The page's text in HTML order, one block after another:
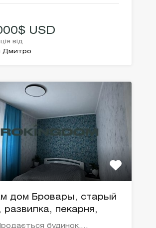
USD
від
Дмитро
дом Бровары, старый
развилка, пекарня,
будинок,…